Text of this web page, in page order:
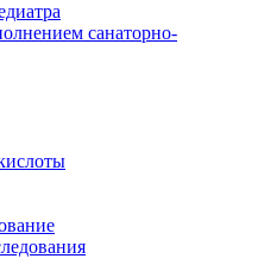
санаторно-